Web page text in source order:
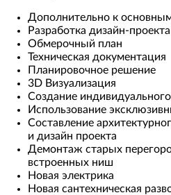
Дополнительно к
Разработка дизайн-проекта
Обмерочный план
Техническая документация
Планировочное решение
3D Визуализация
Создание
Использование
Составление
и дизайн проекта
Демонтаж старых
встроенных ниш
Новая электрика
Новая сантехническая